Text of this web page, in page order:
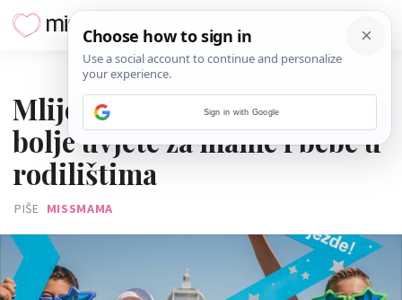
Mliječna staza: Trčimo za
bolje uvjete za mame i bebe u
rodilištima
PIŠE MISSMAMA
Sign in with Google